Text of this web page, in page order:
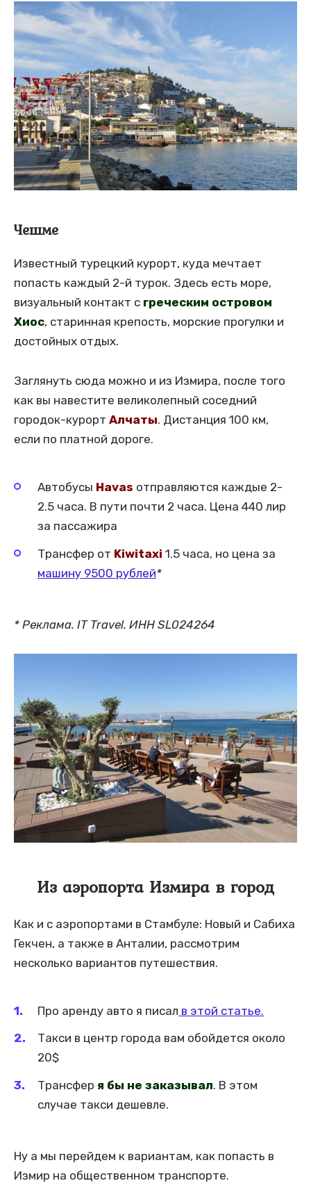
Чешме
Известный турецкий курорт, куда мечтает
попасть каждый 2-й турок. Здесь есть море,
визуальный контакт с греческим островом
Хиос, старинная крепость, морские прогулки и
достойных отдых.
Заглянуть сюда можно и из Измира, после того
как вы навестите великолепный соседний
городок-курорт Алчаты. Дистанция 100 км,
если по платной дороге.
Автобусы Havas отправляются каждые 2-
2.5 часа. В пути почти 2 часа. Цена 440 лир
за пассажира
Трансфер от Kiwitaxi 1.5 часа, но цена за
машину 9500 рублей*
* Реклама. IT Travel. ИНН SL024264
Из аэропорта Измира в город
Как и с аэропортами в Стамбуле: Новый и Сабиха
Гекчен, а также в Анталии, рассмотрим
несколько вариантов путешествия.
Про аренду авто я писал в этой статье.
Такси в центр города вам обойдется около
20$
Трансфер я бы не заказывал. В этом
случае такси дешевле.
Ну а мы перейдем к вариантам, как попасть в
Измир на общественном транспорте.